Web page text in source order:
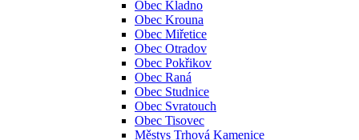
Obec Kladno
Obec Krouna
Obec Miřetice
Obec Otradov
Obec Pokřikov
Obec Raná
Obec Studnice
Obec Svratouch
Obec Tisovec
Městys Trhová Kamenice